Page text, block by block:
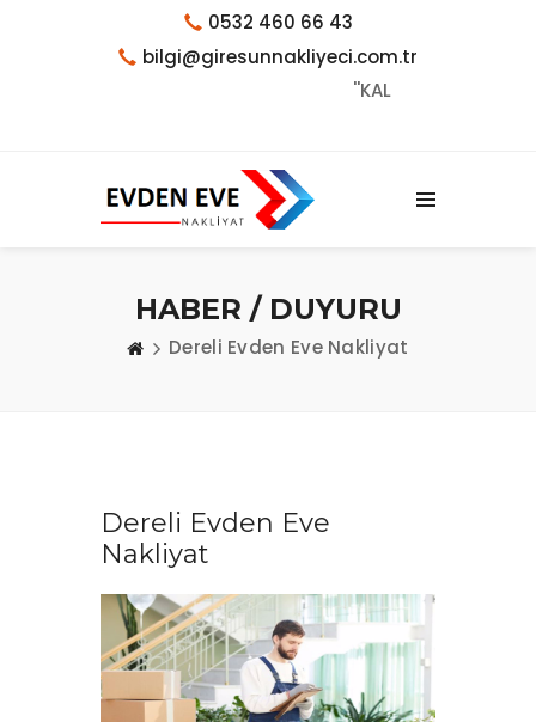
0532 460 66 43
bilgi@giresunnakliyeci.com.tr
''KALİTE TESADÜF DEĞİLDİR''
HABER / DUYURU
Dereli Evden Eve Nakliyat
Dereli Evden Eve
Nakliyat